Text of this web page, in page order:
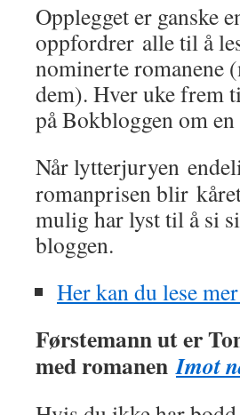
Opplegget er ganske
oppfordrer alle til å
nominerte romanene
dem). Hver uke frem
på Bokbloggen om
Når lytterjuryen
romanprisen blir
mulig har lyst til å si
bloggen.
Her kan du lese
Førstemann ut er
med romanenImot